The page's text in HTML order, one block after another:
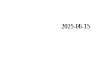
2025-08-15